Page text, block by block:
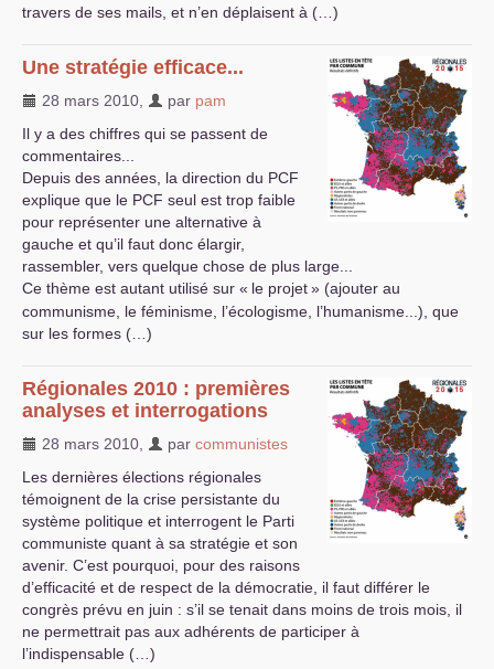
travers de ses mails, et n’en déplaisent à (…)
Une stratégie efficace...
28 mars 2010 par pam
Il y a des chiffres qui se passent de
commentaires...
Depuis des années, la direction du PCF
explique que le PCF seul est trop faible
pour représenter une alternative à
gauche et qu’il faut donc élargir,
rassembler, vers quelque chose de plus large...
Ce thème est autant utilisé sur « le projet» (ajouter au
communisme, le féminisme, l’écologisme, l’humanisme...), que
sur les formes (…)
Régionales 2010 : premières
analyses et interrogations
28 mars 2010 par communistes
Les dernières élections régionales
témoignent de la crise persistante du
système politique et interrogent le Parti
communiste quant à sa stratégie et son
avenir. C’est pourquoi, pour des raisons
d’efficacité et de respect de la démocratie, il faut différer le
congrès prévu en juin : s’il se tenait dans moins de trois mois, il
ne permettrait pas aux adhérents de participer à
l’indispensable (…)